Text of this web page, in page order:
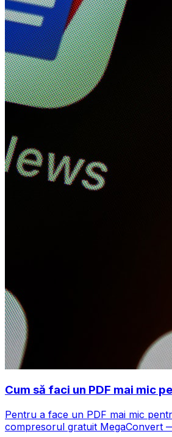
Cum să faci un PDF mai mic
Pentru a face un PDF mai mic
compresorul gratuit MegaConvert